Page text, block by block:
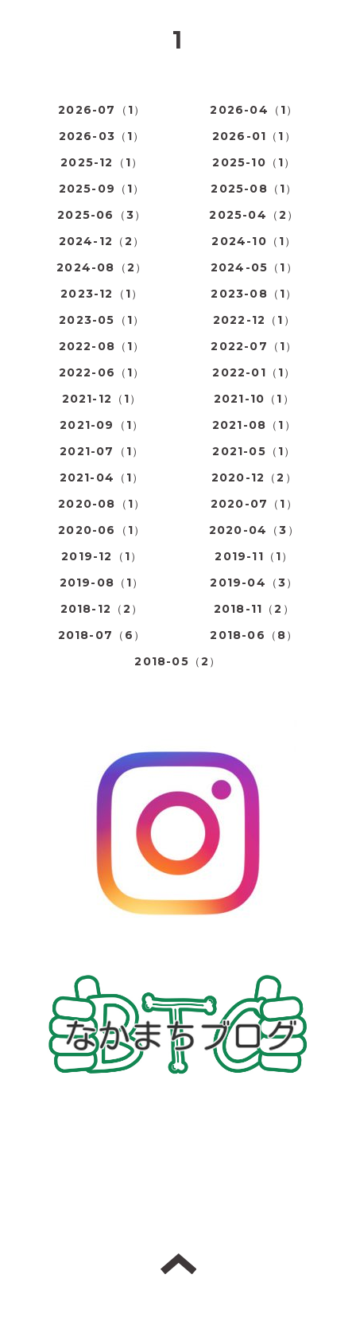
1
2026-07（1）
2026-04（1）
2026-03（1）
2026-01（1）
2025-12（1）
2025-10（1）
2025-09（1）
2025-08（1）
2025-06（3）
2025-04（2）
2024-12（2）
2024-10（1）
2024-08（2）
2024-05（1）
2023-12（1）
2023-08（1）
2023-05（1）
2022-12（1）
2022-08（1）
2022-07（1）
2022-06（1）
2022-01（1）
2021-12（1）
2021-10（1）
2021-09（1）
2021-08（1）
2021-07（1）
2021-05（1）
2021-04（1）
2020-12（2）
2020-08（1）
2020-07（1）
2020-06（1）
2020-04（3）
2019-12（1）
2019-11（1）
2019-08（1）
2019-04（3）
2018-12（2）
2018-11（2）
2018-07（6）
2018-06（8）
2018-05（2）